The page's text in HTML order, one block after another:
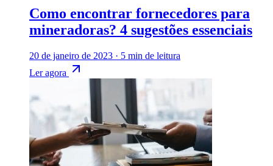
Como encontrar fornecedores para
mineradoras? 4 sugestões essenciais
20 de janeiro de 2023 · 5 min de leitura
Ler agora